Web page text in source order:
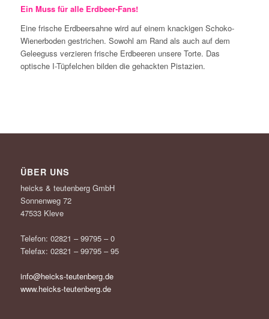
Ein Muss für alle Erdbeer-Fans!
Eine frische Erdbeersahne wird auf einem knackigen Schoko-
Wienerboden gestrichen. Sowohl am Rand als auch auf dem
Geleeguss verzieren frische Erdbeeren unsere Torte. Das
optische I-Tüpfelchen bilden die gehackten Pistazien.
ÜBER UNS
heicks & teutenberg GmbH
Sonnenweg 72
47533 Kleve
Telefon: 02821 – 99795 – 0
Telefax: 02821 – 99795 – 95
info@heicks-teutenberg.de
www.heicks-teutenberg.de